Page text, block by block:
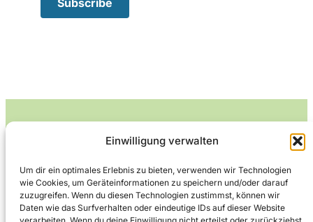
Einwilligung verwalten
Um dir ein optimales Erlebnis zu bieten, verwenden wir Technologien
wie Cookies, um Geräteinformationen zu speichern und/oder darauf
zuzugreifen. Wenn du diesen Technologien zustimmst, können wir
Daten wie das Surfverhalten oder eindeutige IDs auf dieser Website
Leckerlife
Lecker essen – gesund leben.